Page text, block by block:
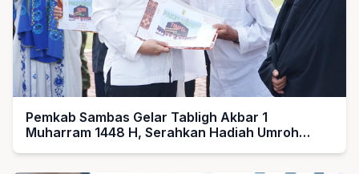
Pemkab Sambas Gelar Tabligh Akbar 1
Muharram 1448 H, Serahkan Hadiah Umroh